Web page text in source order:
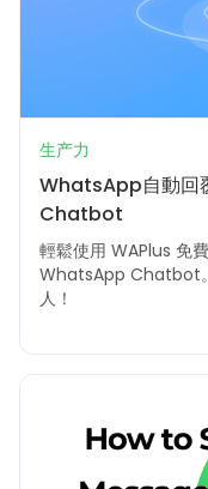
生产力
WhatsApp自動回
Chatbot
輕鬆使用 WAPlus 免
WhatsApp Chatbot
人！